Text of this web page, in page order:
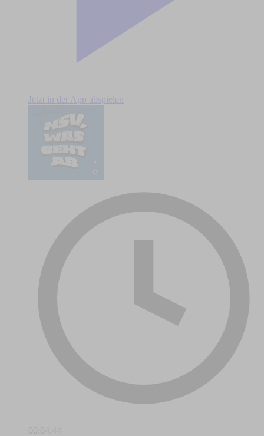
Jetzt in der App abspielen
00:04:44